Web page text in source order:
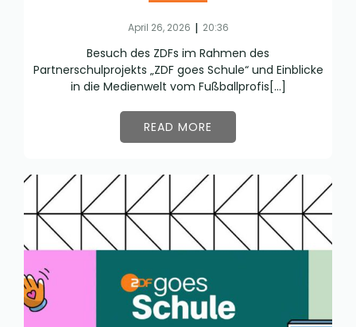
April 26, 2026 | 20:36
Besuch des ZDFs im Rahmen des
Partnerschulprojekts „ZDF goes Schule“ und Einblicke
in die Medienwelt vom Fußballprofis[…]
READ MORE